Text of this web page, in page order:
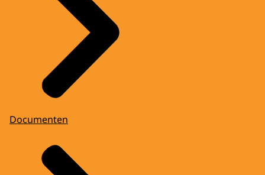
Documenten